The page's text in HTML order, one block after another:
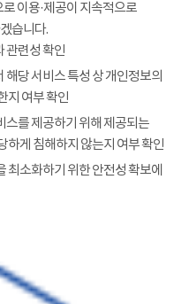
이용·제공이 지속적으로
습니다.
관련성 확인
당 서비스 특성 상 개인정보의
지 여부 확인
스를 제공하기 위해 제공되는
하게 침해하지 않는지 여부 확인
최소화하기 위한 안전성 확보에